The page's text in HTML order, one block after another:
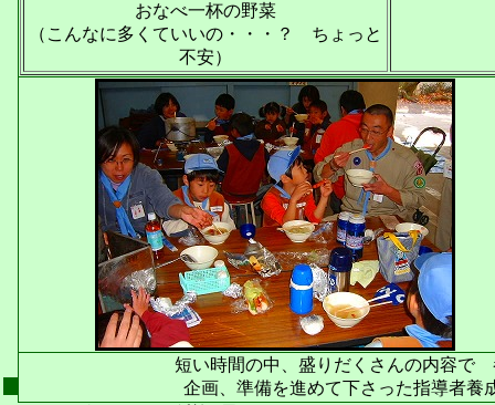
おなべ一杯の野菜
（こんなに多くていいの・・・？ ちょっと
不安）
短い時間の中、盛りだくさんの内容で
企画、準備を進めて下さった指導者養